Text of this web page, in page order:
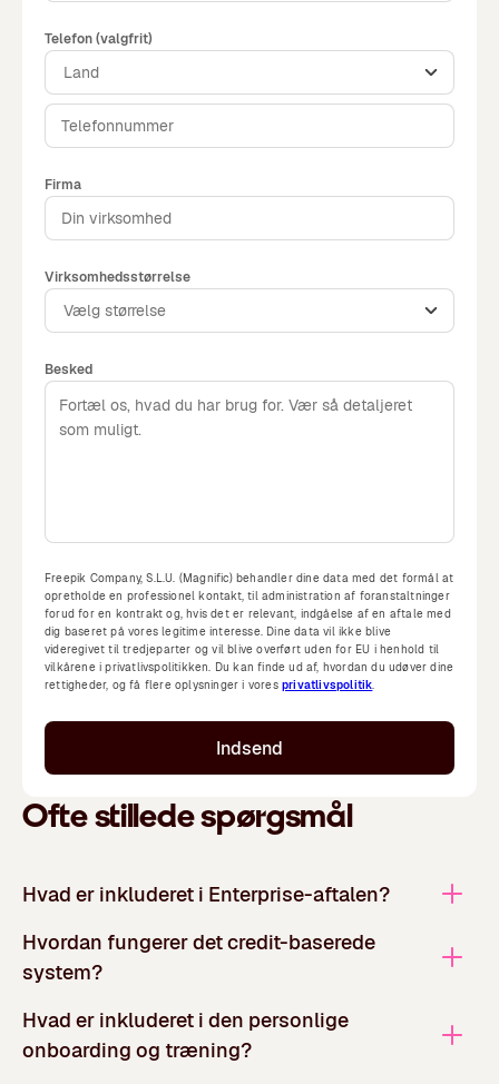
Telefon (valgfrit)
Land
Firma
Virksomhedsstørrelse
Vælg størrelse
Besked
Freepik Company, S.L.U. (Magnific) behandler dine data med det formål at
opretholde en professionel kontakt, til administration af foranstaltninger
forud for en kontrakt og, hvis det er relevant, indgåelse af en aftale med
dig baseret på vores legitime interesse. Dine data vil ikke blive
videregivet til tredjeparter og vil blive overført uden for EU i henhold til
vilkårene i privatlivspolitikken. Du kan finde ud af, hvordan du udøver dine
rettigheder, og få flere oplysninger i vores privatlivspolitik.
Indsend
Ofte stillede spørgsmål
Hvad er inkluderet i Enterprise-aftalen?
Hvordan fungerer det credit-baserede
system?
Hvad er inkluderet i den personlige
onboarding og træning?